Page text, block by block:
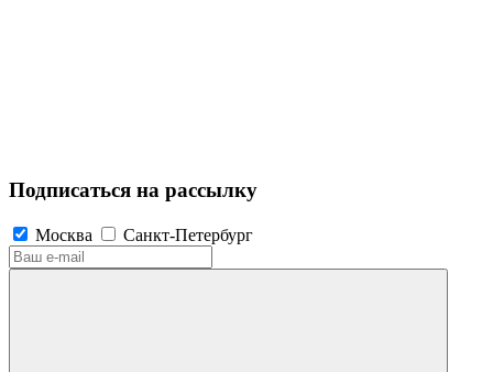
Подписаться на рассылку
Москва Санкт-Петербург